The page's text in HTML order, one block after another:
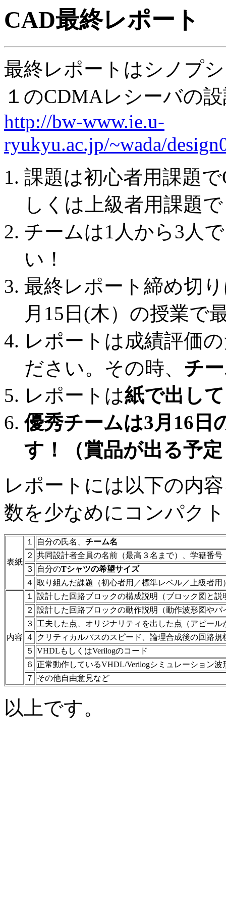
CAD最終レポート
最終レポートはシノプ
１のCDMAレシーバの
http://bw-www.ie.u-
ryukyu.ac.jp/~wada/
課題は初心者用課題
しくは上級者用課題
チームは1人から3人
い！
最終レポート締め切
月15日(木）の授業で
レポートは成績評価
ださい。その時、 チ
レポートは紙で出して
優秀チームは3月16日
す！（賞品が出る予
レポートには以下の内
数を少なめにコンパク
表紙
１ 自分の氏名、 チーム名
２ 共同設計者全員の名前（最高３名まで）、学籍番号
３
自分のTシャツの希望サイズ
４ 取り組んだ課題（初心者用／標準レベル／上級者用
内容
１ 設計した回路ブロックの構成説明（ブロック図と説
２ 設計した回路ブロックの動作説明（動作波形図や
３ 工夫した点、オリジナリティを出した点（アピール
４
クリティカルパスのスピード、論理合成後の回路規
５ VHDLもしくはVerilogのコード
６
正常動作しているVHDL/Verilogシミュレーション波
７
その他自由意見など
以上です。